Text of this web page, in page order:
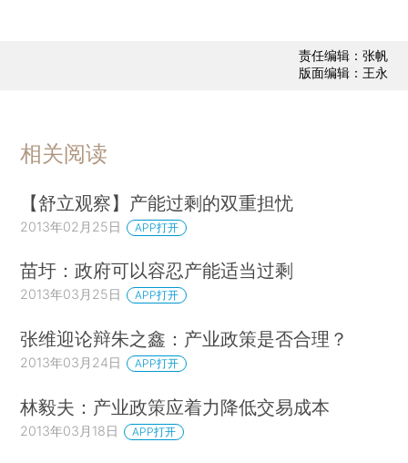
责任编辑：张帆
版面编辑：王永
相关阅读
【舒立观察】产能过剩的双重担忧
2013年02月25日 APP打开
苗圩：政府可以容忍产能适当过剩
2013年03月25日 APP打开
张维迎论辩朱之鑫：产业政策是否合理？
2013年03月24日 APP打开
林毅夫：产业政策应着力降低交易成本
2013年03月18日 APP打开